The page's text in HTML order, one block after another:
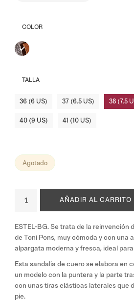
COLOR
ino-
cuer
TALLA
36 (6 US) 37 (6.5 US) 38 (7.5
40 (9 US) 41 (10 US)
Agotado
AÑADIR AL CARRITO
ESTEL-BG. Se trata de la reinvención
de Toni Pons, muy cómoda y con una
alpargata moderna y fresca, ideal
Esta sandalia de cuero se elabora en
un modelo con la puntera y la parte
con unas tiras elásticas laterales que
pie.